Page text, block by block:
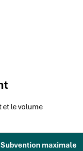
et le volume
Subvention maximale